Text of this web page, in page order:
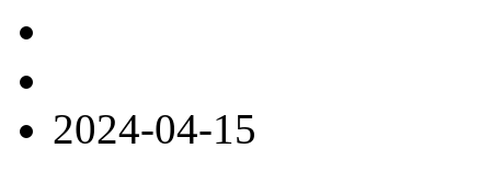
2024-04-15